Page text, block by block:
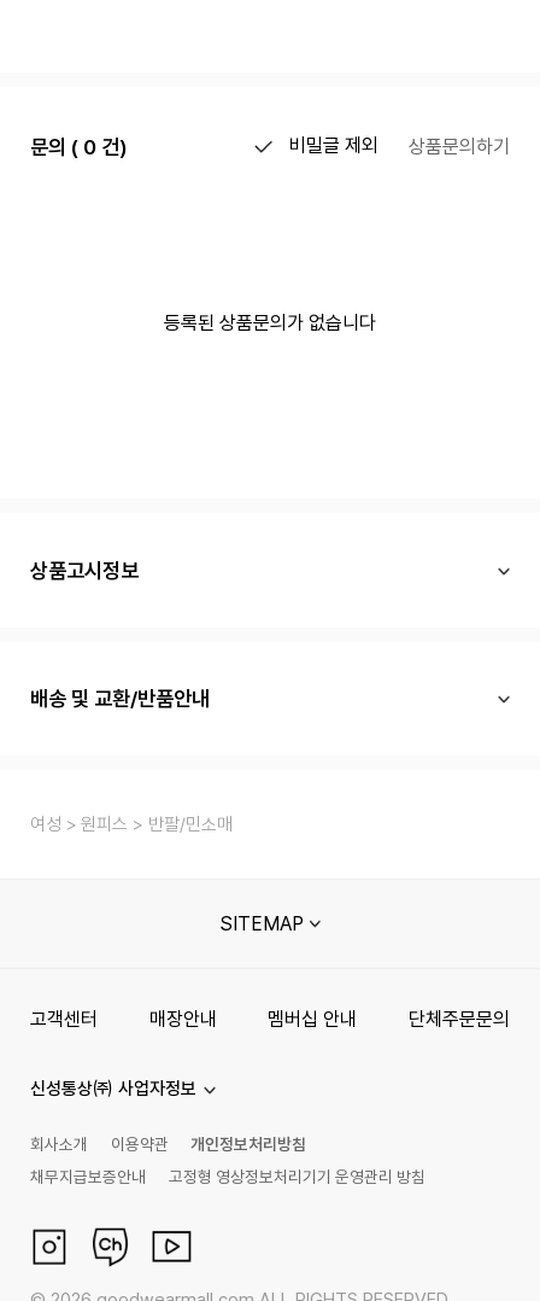
문의 ( 0 건) 비밀글 제외 상품문의하기
등록된 상품문의가 없습니다
상품고시정보
배송 및 교환/반품안내
여성 원피스 반팔/민소매
SITEMAP
고객센터 매장안내 멤버십 안내 단체주문문의
신성통상㈜ 사업자정보
회사소개 이용약관
개인정보처리방침
채무지급보증안내
고정형 영상정보처리기기 운영관리 방침